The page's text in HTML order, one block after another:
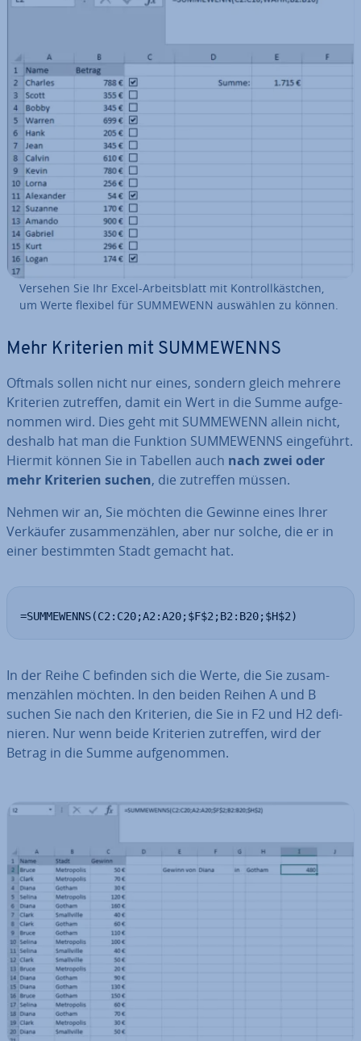
Versehen Sie Ihr Excel-Ar­beits­blatt mit Kon­troll­käst­chen,
um Werte flexibel für SUMMEWENN auswählen zu können.
Mehr Kriterien mit SUM­ME­WENNS
Oftmals sollen nicht nur eines, sondern gleich mehrere
Kriterien zutreffen, damit ein Wert in die Summe auf­ge­
nom­men wird. Dies geht mit SUMMEWENN allein nicht,
deshalb hat man die Funktion SUM­ME­WENNS ein­ge­führt.
Hiermit können Sie in Tabellen auch nach zwei oder
mehr Kriterien suchen, die zutreffen müssen.
Nehmen wir an, Sie möchten die Gewinne eines Ihrer
Verkäufer zu­sam­men­zäh­len, aber nur solche, die er in
einer be­stimm­ten Stadt gemacht hat.
=SUMMEWENNS(C2:C20;A2:A20;$F$2;B2:B20;$H$2)
In der Reihe C befinden sich die Werte, die Sie zu­sam­
men­zäh­len möchten. In den beiden Reihen A und B
suchen Sie nach den Kriterien, die Sie in F2 und H2 de­fi­
nie­ren. Nur wenn beide Kriterien zutreffen, wird der
Betrag in die Summe auf­ge­nom­men.